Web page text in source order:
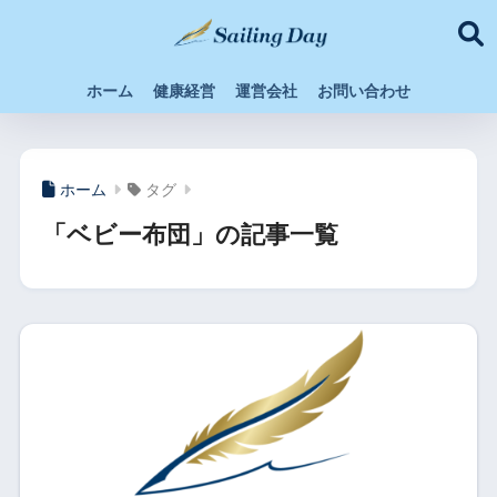
ホーム 健康経営 運営会社 お問い合わせ
ホーム タグ
「ベビー布団」の記事一覧